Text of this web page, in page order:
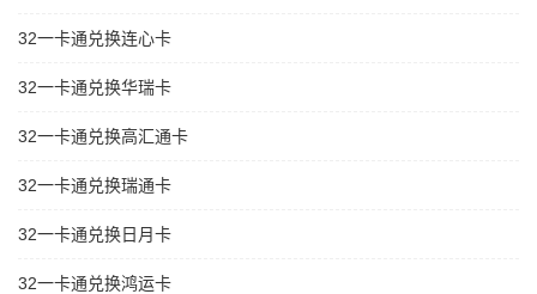
32一卡通兑换连心卡
32一卡通兑换华瑞卡
32一卡通兑换高汇通卡
32一卡通兑换瑞通卡
32一卡通兑换日月卡
32一卡通兑换鸿运卡